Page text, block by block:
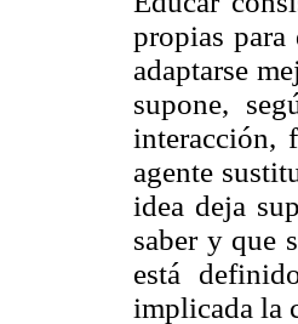
propias
adaptarse
supone,
interacción,
agente
idea deja
saber y que
está
implicada la